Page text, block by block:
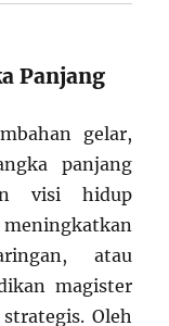
Panjang
gelar,
panjang
visi hidup
atau
magister
Oleh